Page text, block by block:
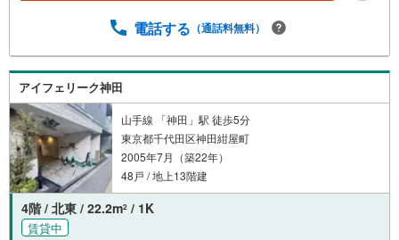
ての対策はお任せください。掲載されている物件は、弊社
い合わせください。※記載賃料等の収入や利回りは、将来に
わたり、得られることを保証するものではありません。※賃
料等については、賃貸中のものについては現在の賃料等
で、空室または所有者居住中等のものについては、周辺の
賃料相場に基づき、満室時を想定して表示しています。
電話する （通話料無料）
アイフェリーク神田
山手線 「神田」駅 徒歩5分
東京都千代田区神田紺屋町
2005年7月（築22年）
48戸 / 地上13階建
4階 / 北東 / 22.2m2 / 1K
賃貸中